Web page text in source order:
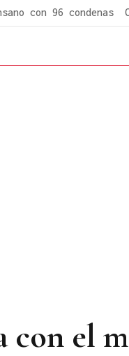
con 96 condenas
con el